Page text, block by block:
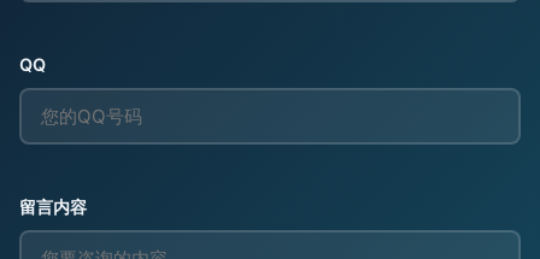
QQ
留言内容